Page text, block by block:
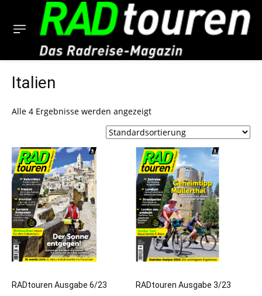
Italien
Alle 4 Ergebnisse werden angezeigt
RADtouren Ausgabe 6/23 RADtouren Ausgabe 3/23